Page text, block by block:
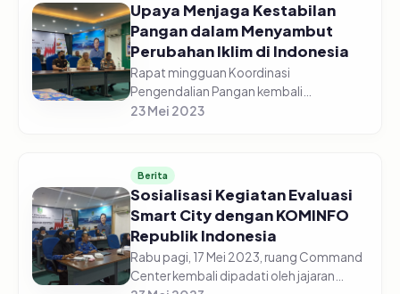
Upaya Menjaga Kestabilan
Pangan dalam Menyambut
Perubahan Iklim di Indonesia
Rapat mingguan Koordinasi
Pengendalian Pangan kembali
diselenggarakan secara daring di gedung
Kabupaten Pasur...
23 Mei 2023
Berita
Sosialisasi Kegiatan Evaluasi
Smart City dengan KOMINFO
Republik Indonesia
Rabu pagi, 17 Mei 2023, ruang Command
Center kembali dipadati oleh jajaran